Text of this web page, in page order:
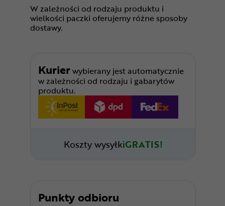
W zależności od rodzaju produktu i
wielkości paczki oferujemy różne sposoby
dostawy.
Kurierwybierany jest automatycznie
w zależności od rodzaju i gabarytów
produktu.
Koszty wysyłkiGRATIS!
Punkty odbioru